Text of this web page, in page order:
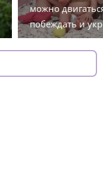
можно
побеждать и